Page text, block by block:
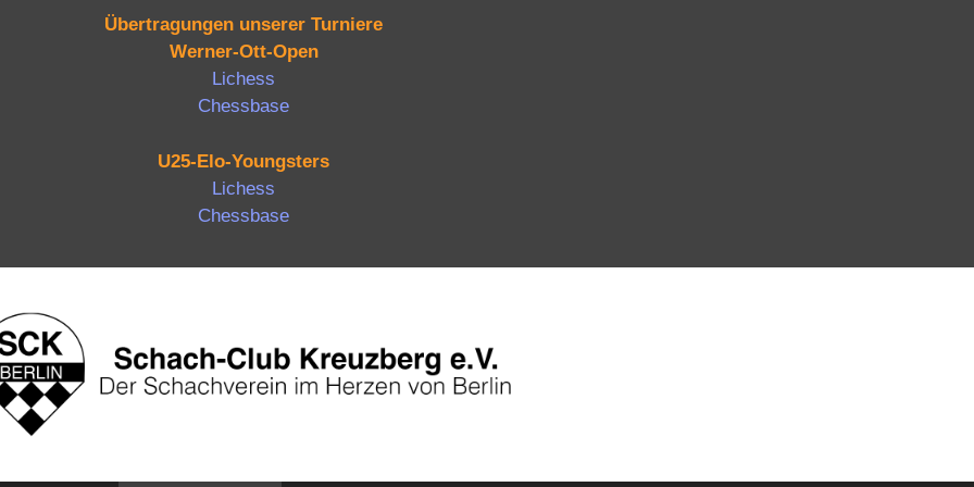
Übertragungen unserer Turniere
Werner-Ott-Open
Lichess
Chessbase
U25-Elo-Youngsters
Lichess
Chessbase